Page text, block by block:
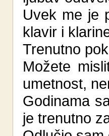
Uvek me je
klavir i
Trenutno
Možete
umetnost,
Godinama
je trenutno